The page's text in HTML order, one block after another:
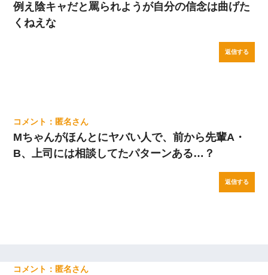
例え陰キャだと罵られようが自分の信念は曲げた
くねえな
返信する
匿名
Mちゃんがほんとにヤバい人で、前から先輩A・
B、上司には相談してたパターンある…？
返信する
匿名